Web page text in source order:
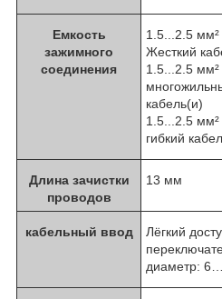
Емкость
зажимного
соединения
1.5...2.5 мм²
Жесткий
1.5...2.5 мм²
кабель(и)
1.5...2.5 мм²
гибкий
Длина зачистки
проводов
13 мм
кабельный ввод
Лёгкий
диаметр: